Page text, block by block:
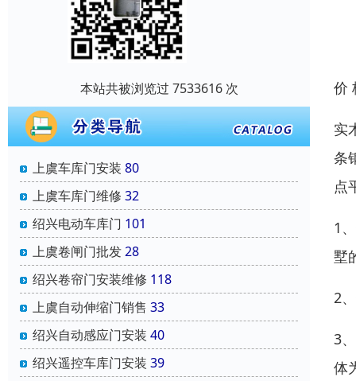
本站共被浏览过 7533616 次
上虞车库门安装 80
上虞车库门维修 32
绍兴电动车库门 101
上虞卷闸门批发28
绍兴卷帘门安装维修 118
上虞自动伸缩门销售 33
绍兴自动感应门安装 40
绍兴遥控车库门安装 39
价
实
条
点
1
墅
2
3
体